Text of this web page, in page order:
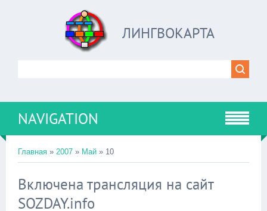
ЛИНГВОКАРТА
NAVIGATION
Главная » 2007 » Май » 10
Включена трансляция на сайт
SOZDAY.info